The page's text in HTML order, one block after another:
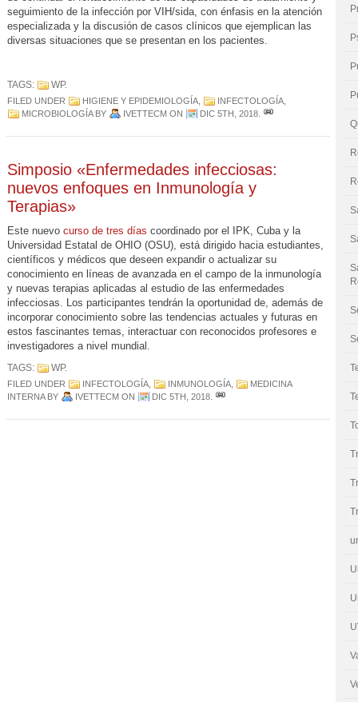
seguimiento de la infección por VIH/sida, con énfasis en la atención
especializada y la discusión de casos clínicos que ejemplican las
diversas situaciones que se presentan en los pacientes.
TAGS: WP.
FILED UNDER HIGIENE Y EPIDEMIOLOGÍA INFECTOLOGÍA
MICROBIOLOGÍABY IVETTECM ON DIC 5TH, 2018
Simposio «Enfermedades infecciosas:
nuevos enfoques en Inmunología y
Terapias»
Este nuevo curso de tres días coordinado por el IPK, Cuba y la
Universidad Estatal de OHIO (OSU), está dirigido hacia estudiantes,
científicos y médicos que deseen expandir o actualizar su
conocimiento en líneas de avanzada en el campo de la inmunología
y nuevas terapias aplicadas al estudio de las enfermedades
infecciosas. Los participantes tendrán la oportunidad de, además de
incorporar conocimiento sobre las tendencias actuales y futuras en
estos fascinantes temas, interactuar con reconocidos profesores e
investigadores a nivel mundial.
TAGS: WP.
FILED UNDER INFECTOLOGÍA INMUNOLOGÍA
MEDICINA
INTERNABY IVETTECM ON DIC 5TH, 2018